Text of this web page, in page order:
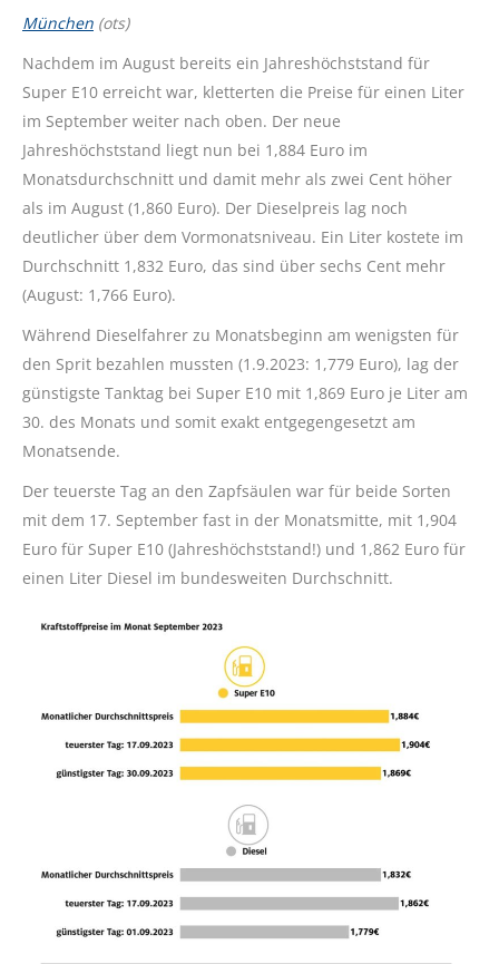
München (ots)
Nachdem im August bereits ein Jahreshöchststand für
Super E10 erreicht war, kletterten die Preise für einen Liter
im September weiter nach oben. Der neue
Jahreshöchststand liegt nun bei 1,884 Euro im
Monatsdurchschnitt und damit mehr als zwei Cent höher
als im August (1,860 Euro). Der Dieselpreis lag noch
deutlicher über dem Vormonatsniveau. Ein Liter kostete im
Durchschnitt 1,832 Euro, das sind über sechs Cent mehr
(August: 1,766 Euro).
Während Dieselfahrer zu Monatsbeginn am wenigsten für
den Sprit bezahlen mussten (1.9.2023: 1,779 Euro), lag der
günstigste Tanktag bei Super E10 mit 1,869 Euro je Liter am
30. des Monats und somit exakt entgegengesetzt am
Monatsende.
Der teuerste Tag an den Zapfsäulen war für beide Sorten
mit dem 17. September fast in der Monatsmitte, mit 1,904
Euro für Super E10 (Jahreshöchststand!) und 1,862 Euro für
einen Liter Diesel im bundesweiten Durchschnitt.